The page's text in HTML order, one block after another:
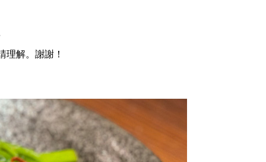
理解。謝謝！